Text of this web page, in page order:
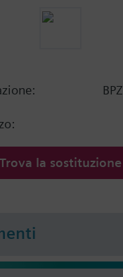
Trova la sostituzione